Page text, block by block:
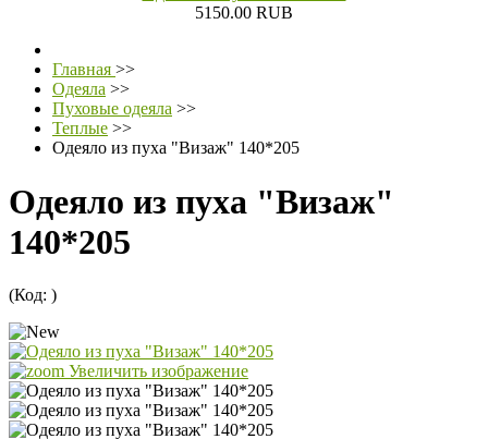
5150.00 RUB
Главная >>
Одеяла >>
Пуховые одеяла >>
Теплые >>
Одеяло из пуха "Визаж" 140*205
Одеяло из пуха "Визаж"
140*205
(Код: )
Увеличить изображение